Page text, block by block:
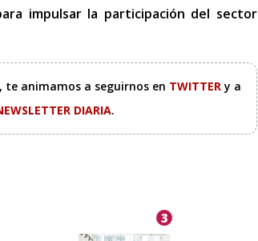
impulsar la participación del sector
animamos a seguirnos en TWITTERy a
DIARIA.
3